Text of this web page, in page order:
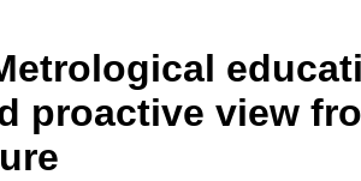
proactive view